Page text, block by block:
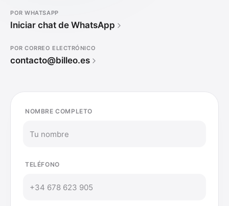
POR WHATSAPP
Iniciar chat de WhatsApp
POR CORREO ELECTRÓNICO
contacto@billeo.es
NOMBRE COMPLETO
TELÉFONO